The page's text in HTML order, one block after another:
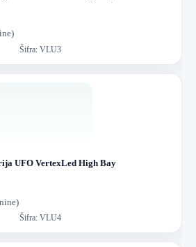
Šifra: VLU3
UFO VertexLed High Bay
Šifra: VLU4